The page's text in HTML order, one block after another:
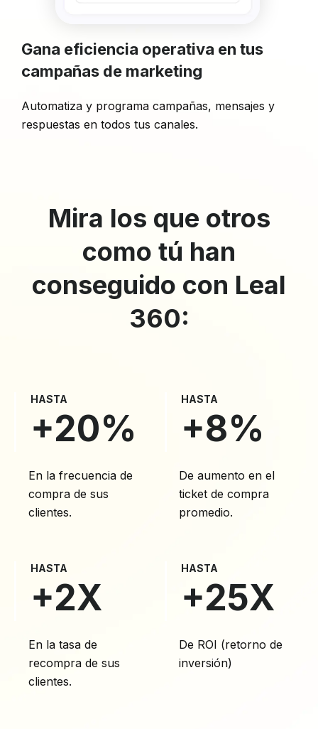
Gana eficiencia operativa en tus
campañas de marketing
Automatiza y programa campañas, mensajes y
respuestas en todos tus canales.
Mira los que otros
como tú han
conseguido con Leal
360:
HASTA
+20%
En la frecuencia de
compra de sus
clientes.
HASTA
+8%
De aumento en el
ticket de compra
promedio.
HASTA
+2X
En la tasa de
recompra de sus
clientes.
HASTA
+25X
De ROI (retorno de
inversión)